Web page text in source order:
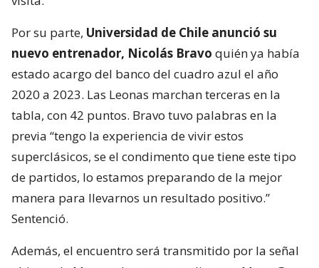
Por su parte, Universidad de Chile anunció su
nuevo entrenador, Nicolás Bravo quién ya había
estado acargo del banco del cuadro azul el año
2020 a 2023. Las Leonas marchan terceras en la
tabla, con 42 puntos. Bravo tuvo palabras en la
previa “tengo la experiencia de vivir estos
superclásicos, se el condimento que tiene este tipo
de partidos, lo estamos preparando de la mejor
manera para llevarnos un resultado positivo.”
Sentenció.
Además, el encuentro será transmitido por la señal